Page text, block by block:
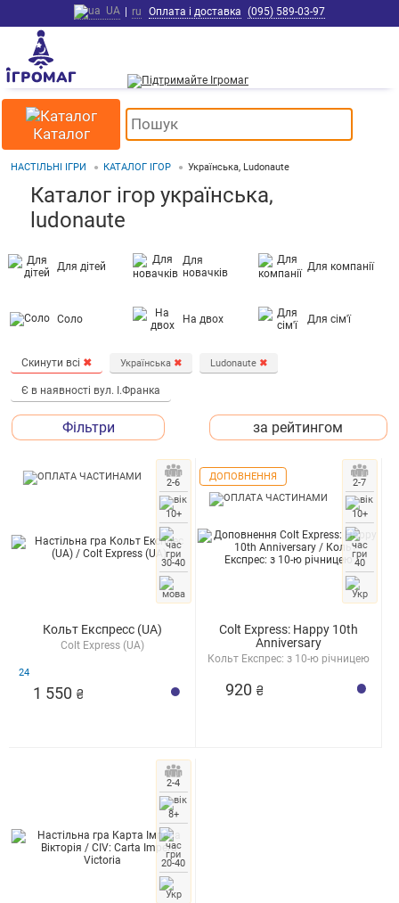
UA | ru Оплата і доставка (095) 589-03-97
Каталог
НАСТІЛЬНІ ІГРИ КАТАЛОГ ІГОР Українська, Ludonaute
Каталог ігор українська,
ludonaute
Для дітей
Для
новачків
Для компанії
Соло На двох Для сім'ї
Скинути всі ✖ Українська ✖ Ludonaute ✖
Є в наявності вул. І.Франка
Фільтри за рейтингом
Кольт Експресс (UA)
Colt Express (UA)
2-6
10+
30-40
24
1 550 ₴
Colt Express: Happy 10th
Anniversary
Кольт Експрес: з 10-ю річницею
2-7
10+
40
ДОПОВНЕННЯ
920 ₴
2-4
8+
20-40